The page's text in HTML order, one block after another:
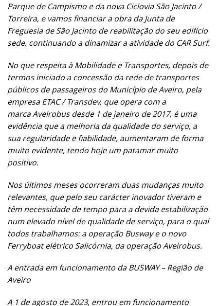
Parque de Campismo e da nova Ciclovia São Jacinto /
Torreira, e vamos financiar a obra da Junta de
Freguesia de São Jacinto de reabilitação do seu edifício
sede, continuando a dinamizar a atividade do CAR Surf.
No que respeita à Mobilidade e Transportes, depois de
termos iniciado a concessão da rede de transportes
públicos de passageiros do Município de Aveiro, pela
empresa ETAC / Transdev, que opera com a
marca Aveirobus desde 1 de janeiro de 2017, é uma
evidência que a melhoria da qualidade do serviço, a
sua regularidade e fiabilidade, aumentaram de forma
muito evidente, tendo hoje um patamar muito
positivo.
Nos últimos meses ocorreram duas mudanças muito
relevantes, que pelo seu carácter inovador tiveram e
têm necessidade de tempo para a devida estabilização
num elevado nível de qualidade de serviço, para o qual
todos trabalhamos: a operação Busway e o novo
Ferryboat elétrico Salicórnia, da operação Aveirobus.
A entrada em funcionamento da BUSWAY – Região de
Aveiro
A 1 de agosto de 2023, entrou em funcionamento